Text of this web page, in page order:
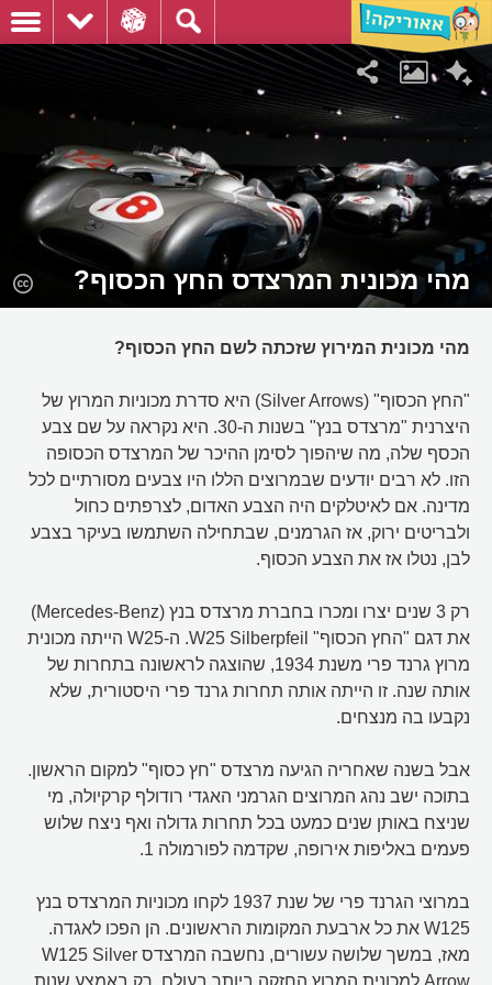
מהי מכונית המרצדס החץ הכסוף?
מהי מכונית המירוץ שזכתה לשם החץ הכסוף?
"החץ הכסוף" (Silver Arrows) היא סדרת מכוניות המרוץ של
היצרנית "מרצדס בנץ" בשנות ה-30. היא נקראה על שם צבע
הכסף שלה, מה שיהפוך לסימן ההיכר של המרצדס הכסופה
הזו. לא רבים יודעים שבמרוצים הללו היו צבעים מסורתיים לכל
מדינה. אם לאיטלקים היה הצבע האדום, לצרפתים כחול
ולבריטים ירוק, אז הגרמנים, שבתחילה השתמשו בעיקר בצבע
לבן, נטלו אז את הצבע הכסוף.
רק 3 שנים יצרו ומכרו בחברת מרצדס בנץ (Mercedes-Benz)
את דגם "החץ הכסוף" W25 Silberpfeil. ה-W25 הייתה מכונית
מרוץ גרנד פרי משנת 1934, שהוצגה לראשונה בתחרות של
אותה שנה. זו הייתה אותה תחרות גרנד פרי היסטורית, שלא
נקבעו בה מנצחים.
אבל בשנה שאחריה הגיעה מרצדס "חץ כסוף" למקום הראשון.
בתוכה ישב נהג המרוצים הגרמני האגדי רודולף קרקיולה, מי
שניצח באותן שנים כמעט בכל תחרות גדולה ואף ניצח שלוש
פעמים באליפות אירופה, שקדמה לפורמולה 1.
במרוצי הגרנד פרי של שנת 1937 לקחו מכוניות המרצדס בנץ
W125 את כל ארבעת המקומות הראשונים. הן הפכו לאגדה.
מאז, במשך שלושה עשורים, נחשבה המרצדס W125 Silver
Arrow למכונית המרוץ החזקה ביותר בעולם. רק באמצע שנות